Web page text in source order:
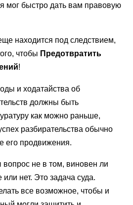
мог быстро дать вам правовую
находится под следствием,
чтобы Предотвратить
!
и ходатайства об
должны быть
как можно раньше,
разбирательства обычно
его продвижения.
не в том, виновен ли
нет. Это задача суда.
все возможное, чтобы и